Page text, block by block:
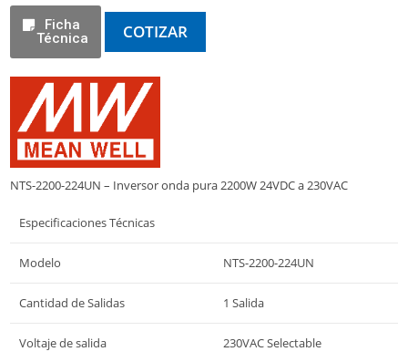
Ficha
Técnica
COTIZAR
NTS-2200-224UN – Inversor onda pura 2200W 24VDC a 230VAC
Especificaciones Técnicas
Modelo NTS-2200-224UN
Cantidad de Salidas 1 Salida
Voltaje de salida 230VAC Selectable